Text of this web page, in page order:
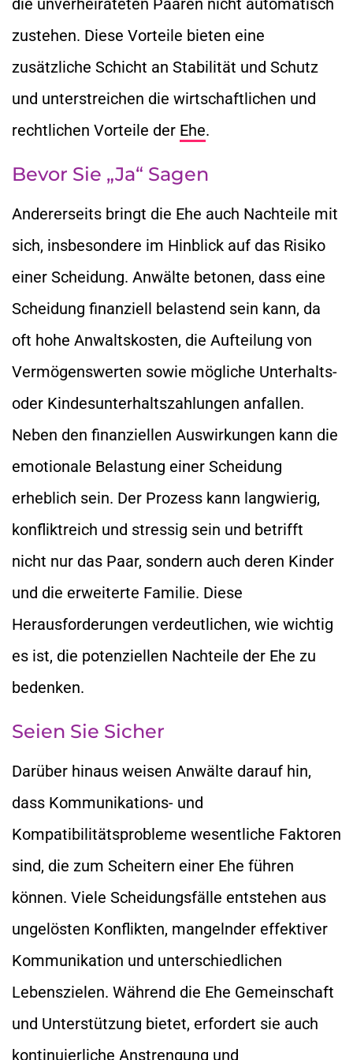
zustehen. Diese Vorteile bieten eine
zusätzliche Schicht an Stabilität und Schutz
und unterstreichen die wirtschaftlichen und
rechtlichen Vorteile der Ehe.
Bevor Sie „Ja“ Sagen
Andererseits bringt die Ehe auch Nachteile mit
sich, insbesondere im Hinblick auf das Risiko
einer Scheidung. Anwälte betonen, dass eine
Scheidung finanziell belastend sein kann, da
oft hohe Anwaltskosten, die Aufteilung von
Vermögenswerten sowie mögliche Unterhalts-
oder Kindesunterhaltszahlungen anfallen.
Neben den finanziellen Auswirkungen kann die
emotionale Belastung einer Scheidung
erheblich sein. Der Prozess kann langwierig,
konfliktreich und stressig sein und betrifft
nicht nur das Paar, sondern auch deren Kinder
und die erweiterte Familie. Diese
Herausforderungen verdeutlichen, wie wichtig
es ist, die potenziellen Nachteile der Ehe zu
bedenken.
Seien Sie Sicher
Darüber hinaus weisen Anwälte darauf hin,
dass Kommunikations- und
Kompatibilitätsprobleme wesentliche Faktoren
sind, die zum Scheitern einer Ehe führen
können. Viele Scheidungsfälle entstehen aus
ungelösten Konflikten, mangelnder effektiver
Kommunikation und unterschiedlichen
Lebenszielen. Während die Ehe Gemeinschaft
und Unterstützung bietet, erfordert sie auch
kontinuierliche Anstrengung und